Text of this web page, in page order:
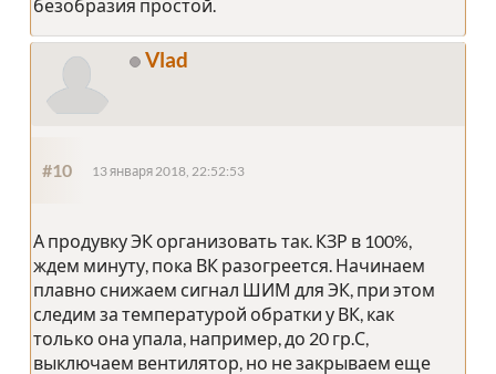
безобразия простой.
Vlad
#10 13 января 2018, 22:52:53
А продувку ЭК организовать так. КЗР в 100%,
ждем минуту, пока ВК разогреется. Начинаем
плавно снижаем сигнал ШИМ для ЭК, при этом
следим за температурой обратки у ВК, как
только она упала, например, до 20 гр.С,
выключаем вентилятор, но не закрываем еще